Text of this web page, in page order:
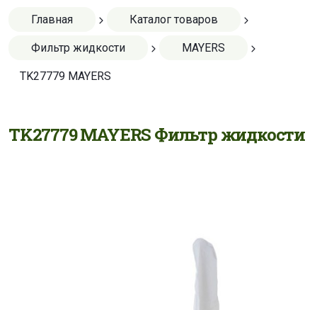
Главная Каталог товаров
Фильтр жидкости MAYERS
TK27779 MAYERS
TK27779 MAYERS Фильтр жидкости